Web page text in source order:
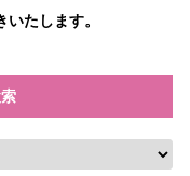
たします。